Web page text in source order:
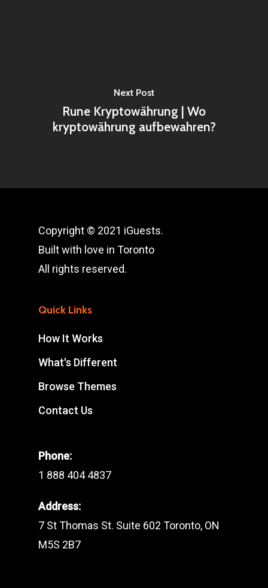
Next Post
Rune Kryptowährung | Wo
kryptowährung aufbewahren?
Copyright © 2021 iGuests.
Built with love in Toronto
All rights reserved.
Quick Links
How It Works
What's Different
Browse Themes
Contact Us
Phone:
1 888 404 4837
Address:
7 St Thomas St. Suite 602 Toronto, ON
M5S 2B7